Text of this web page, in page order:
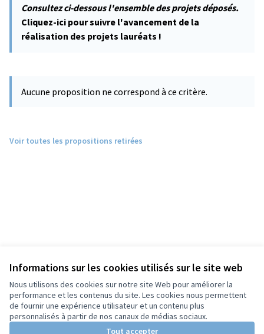
Informations sur les cookies utilisés sur le site web
Nous utilisons des cookies sur notre site Web pour améliorer la
performance et les contenus du site. Les cookies nous permettent
de fournir une expérience utilisateur et un contenu plus
personnalisés à partir de nos canaux de médias sociaux.
Tout accepter
Consultez ci-dessous l'ensemble des projets déposés.
Cliquez-ici pour suivre l'avancement de la
réalisation des projets lauréats !
Aucune proposition ne correspond à ce critère.
Voir toutes les propositions retirées